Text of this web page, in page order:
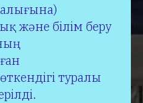
және білім беру
туралы